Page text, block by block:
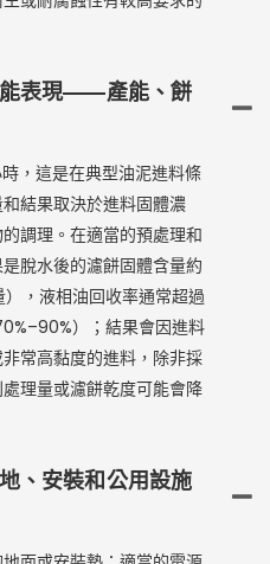
表現——產能、餅
，這是在典型油泥進料條
結果取決於進料固體濃
調理。在適當的預處理和
脫水後的濾餅固體含量約
，液相油回收率通常超過
）；結果會因進料
常高黏度的進料，除非採
理量或濾餅乾度可能會降
、安裝和公用設施